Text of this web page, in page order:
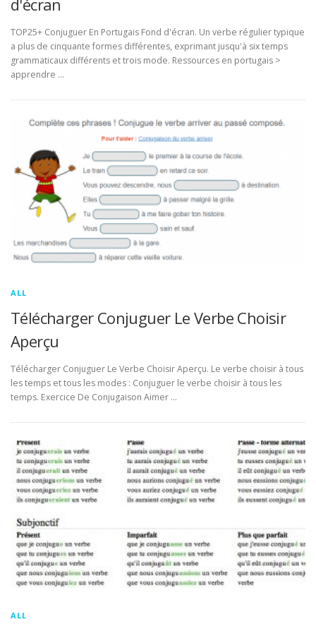
TOP25+ Conjuguer En Portugais Fond d'écran. Un verbe régulier typique
a plus de cinquante formes différentes, exprimant jusqu'à six temps
grammaticaux différents et trois mode. Ressources en portugais >
apprendre …
ALL
Télécharger Conjuguer Le Verbe Choisir
Aperçu
Télécharger Conjuguer Le Verbe Choisir Aperçu. Le verbe choisir à tous
les temps et tous les modes : Conjuguer le verbe choisir à tous les
temps. Exercice De Conjugaison Aimer …
ALL